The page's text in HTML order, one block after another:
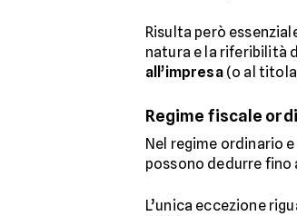
Risulta però
natura e la riferibilità
all’impresa(o al
Regime fiscale
Nel regime ordinario
possono dedurre fino
L’unica eccezione